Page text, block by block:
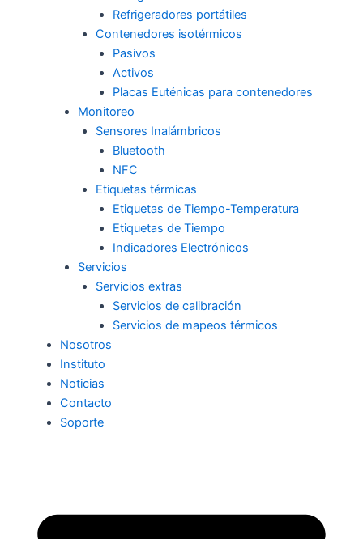
Refrigeradores portátiles
Contenedores isotérmicos
Pasivos
Activos
Placas Euténicas para contenedores
Monitoreo
Sensores Inalámbricos
Bluetooth
NFC
Etiquetas térmicas
Etiquetas de Tiempo-Temperatura
Etiquetas de Tiempo
Indicadores Electrónicos
Servicios
Servicios extras
Servicios de calibración
Servicios de mapeos térmicos
Nosotros
Instituto
Noticias
Contacto
Soporte